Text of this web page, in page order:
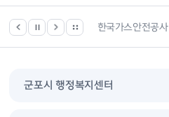
한국건강관리협회 한국가스안전공사
군포시 행정복지센터